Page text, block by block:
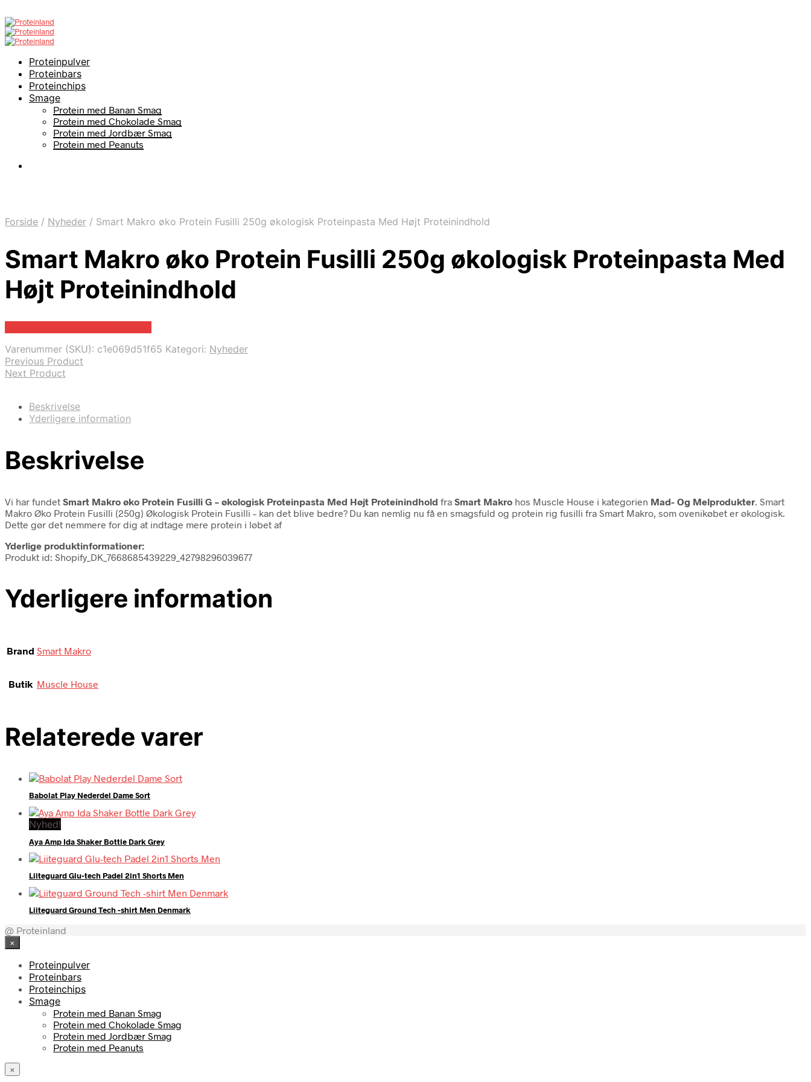
Proteinpulver
Proteinbars
Proteinchips
Smage
Protein med Banan Smag
Protein med Chokolade Smag
Protein med Jordbær Smag
Protein med Peanuts
Forside / Nyheder / Smart Makro øko Protein Fusilli 250g økologisk Proteinpasta Med Højt Proteinindhold
Smart Makro øko Protein Fusilli 250g økologisk Proteinpasta Med
Højt Proteinindhold
Varenummer (SKU): c1e069d51f65 Kategori: Nyheder
Previous Product
Next Product
Beskrivelse
Yderligere information
Beskrivelse
Vi har fundet Smart Makro øko Protein Fusilli G – økologisk Proteinpasta Med Højt Proteinindhold fra Smart Makro hos Muscle House i kategorien Mad- Og Melprodukter . Smart
Makro Øko Protein Fusilli (250g) Økologisk Protein Fusilli – kan det blive bedre? Du kan nemlig nu få en smagsfuld og protein rig fusilli fra Smart Makro, som ovenikøbet er økologisk.
Dette gør det nemmere for dig at indtage mere protein i løbet af
Yderlige produktinformationer:
Produkt id: Shopify_DK_7668685439229_42798296039677
Yderligere information
Brand Smart Makro
Butik Muscle House
Relaterede varer
Babolat Play Nederdel Dame Sort
Nyhed!
Aya Amp Ida Shaker Bottle Dark Grey
Liiteguard Glu-tech Padel 2in1 Shorts Men
Liiteguard Ground Tech -shirt Men Denmark
@ Proteinland
×
Proteinpulver
Proteinbars
Proteinchips
Smage
Protein med Banan Smag
Protein med Chokolade Smag
Protein med Jordbær Smag
Protein med Peanuts
×